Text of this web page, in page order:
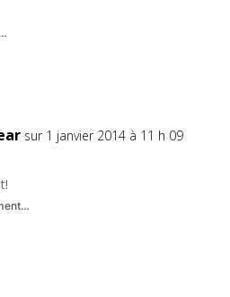
sur 1 janvier 2014 à 11 h 09